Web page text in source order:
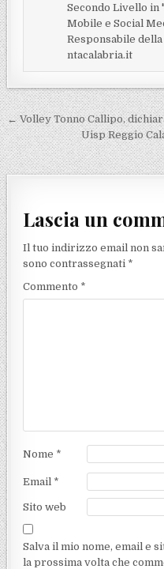
Secondo Livello in
Mobile e Social
Responsabile
ntacalabria.it
Navigazione
← Volley Tonno Callipo,
Uisp Reggio
Lascia un
Il tuo indirizzo email non
sono contrassegnati *
Commento *
Nome *
Email *
Sito web
Salva il mio nome, email e
la prossima volta che